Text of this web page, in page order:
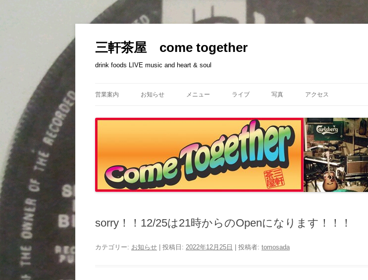
テ
ン
ツ
へ
ス
三軒茶屋 come together
drink foods LIVE music and heart & soul
営業案内 お知らせ メニュー ライブ 写真 アクセス
sorry！！12/25は21時からのOpenになります！！！
カテゴリー: お知らせ | 投稿日: 2022年12月25日 投稿者: tomosada